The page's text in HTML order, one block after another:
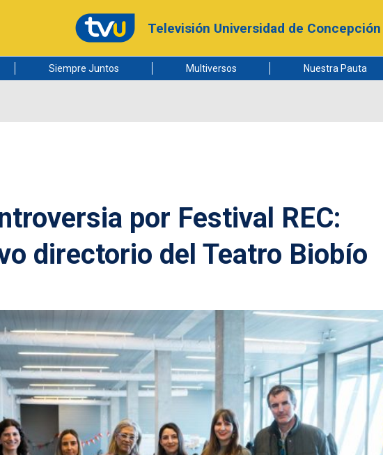
Televisión Universidad de Concepción
Siempre Juntos Multiversos Nuestra Pauta
por Festival REC:
directorio del Teatro Biobío